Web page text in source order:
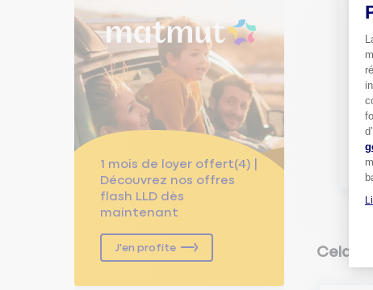
1 mois de loyer offert(4) |
Découvrez nos offres
flash LLD dès
maintenant
J'en profite Cela